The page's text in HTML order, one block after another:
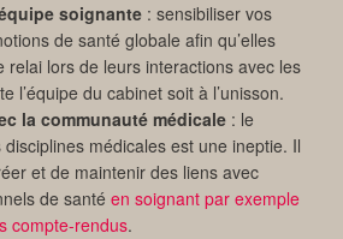
soignante : sensibiliser vos
de santé globale afin qu’elles
relai lors de leurs interactions avec les
l’équipe du cabinet soit à l’unisson.
la communauté médicale : le
médicales est une ineptie. Il
et de maintenir des liens avec
de santé en soignant par exemple
compte-rendus.